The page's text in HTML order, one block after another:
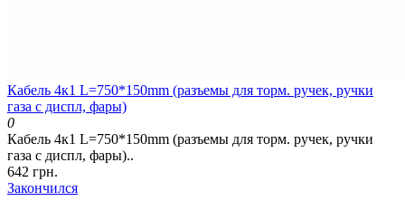
Кабель 4к1 L=750*150mm (разъемы для торм. ручек, ручки
газа с диспл, фары)
0
Кабель 4к1 L=750*150mm (разъемы для торм. ручек, ручки
газа с диспл, фары)..
642 грн.
Закончился